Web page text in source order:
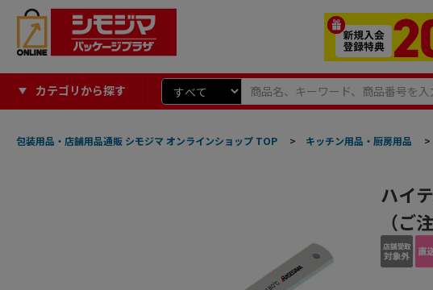
カテゴリから探す
包装用品・店舗用品通販 シモジマ オンラインショップ TOP > キッチン用品・厨房用品 >
ハイ
（ご